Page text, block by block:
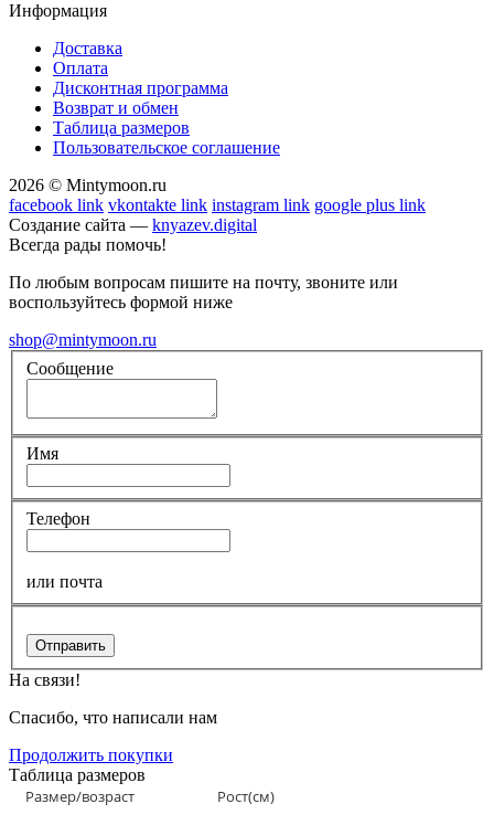
Информация
Доставка
Оплата
Дисконтная программа
Возврат и обмен
Таблица размеров
Пользовательское соглашение
2026 © Mintymoon.ru
facebook link vkontakte link instagram link google plus link
Создание сайта — knyazev.digital
Всегда рады помочь!
По любым вопросам пишите на почту, звоните или
воспользуйтесь формой ниже
shop@mintymoon.ru
Сообщение
Имя
Телефон
или почта
Отправить
На связи!
Спасибо, что написали нам
Продолжить покупки
Таблица размеров
Размер/возраст Рост(см)